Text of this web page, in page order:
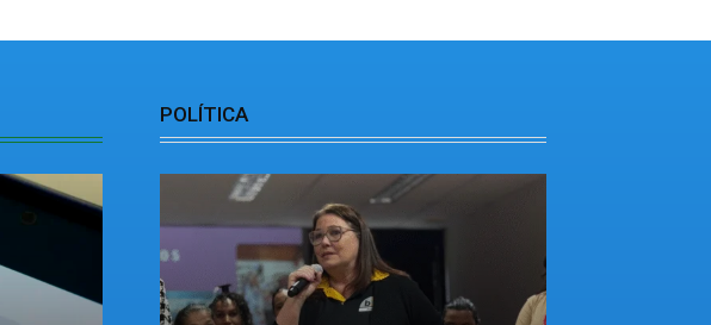
POLÍTICA